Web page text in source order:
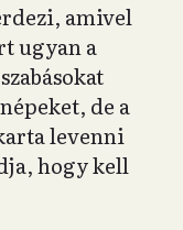
amivel
ugyan a
de a
levenni
hogy kell